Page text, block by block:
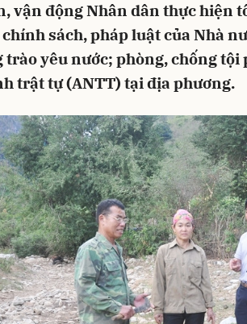
vận động Nhân dân thực hiện
sách, pháp luật của Nhà
trào yêu nước; phòng, chống tội
trật tự (ANTT) tại địa phương.